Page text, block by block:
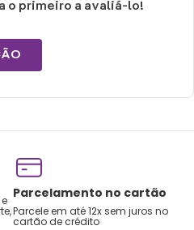
o primeiro a avaliá-lo!
Parcelamento no cartão
Parcele em até 12x sem juros no
cartão de crédito